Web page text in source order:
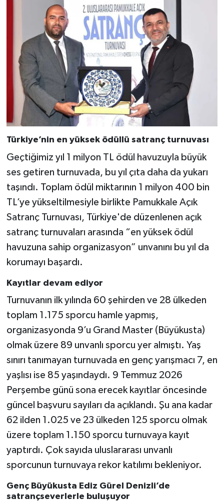
Türkiye’nin en yüksek ödüllü satranç turnuvası
Geçtiğimiz yıl 1 milyon TL ödül havuzuyla büyük
ses getiren turnuvada, bu yıl çıta daha da yukarı
taşındı. Toplam ödül miktarının 1 milyon 400 bin
TL’ye yükseltilmesiyle birlikte Pamukkale Açık
Satranç Turnuvası, Türkiye'de düzenlenen açık
satranç turnuvaları arasında “en yüksek ödül
havuzuna sahip organizasyon” unvanını bu yıl da
korumayı başardı.
Kayıtlar devam ediyor
Turnuvanın ilk yılında 60 şehirden ve 28 ülkeden
toplam 1.175 sporcu hamle yapmış,
organizasyonda 9’u Grand Master (Büyükusta)
olmak üzere 89 unvanlı sporcu yer almıştı. Yaş
sınırı tanımayan turnuvada en genç yarışmacı 7, en
yaşlısı ise 85 yaşındaydı. 9 Temmuz 2026
Perşembe günü sona erecek kayıtlar öncesinde
güncel başvuru sayıları da açıklandı. Şu ana kadar
62 ilden 1.025 ve 23 ülkeden 125 sporcu olmak
üzere toplam 1.150 sporcu turnuvaya kayıt
yaptırdı. Çok sayıda uluslararası unvanlı
sporcunun turnuvaya rekor katılımı bekleniyor.
Genç Büyükusta Ediz Gürel Denizli’de
satrançseverlerle buluşuyor